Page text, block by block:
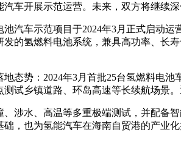
车开展示范运营。未来，双方将继续
车示范项目于2024年3月正式启动运
的氢燃料电池系统，兼具高功率、长
势：2024年3月首批25台氢燃料电池
试乡镇道路、环岛高速等长续航场景
水、高温等多重极端测试，并配备智
，也为氢能汽车在海南自贸港的产业